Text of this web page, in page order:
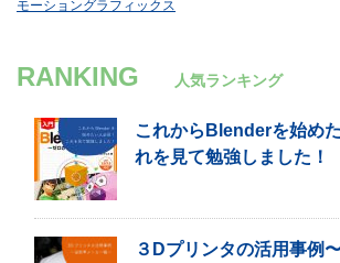
モーショングラフィックス
RANKING 人気ランキング
これからBlenderを始め
れを見て勉強しました！
３Dプリンタの活用事例